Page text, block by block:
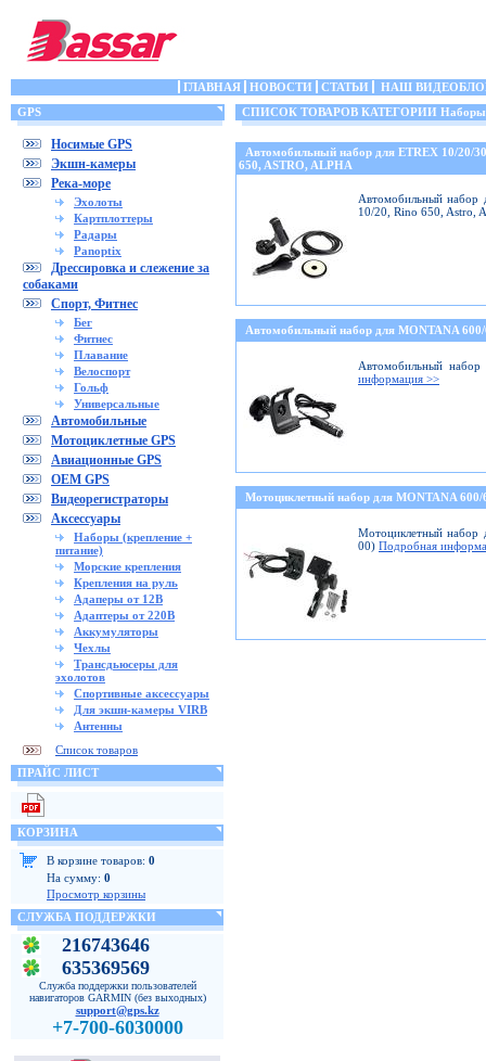
ГЛАВНАЯ НОВОСТИ СТАТЬИ
НАШ
GPS
Носимые GPS
Экшн-камеры
Река-море
Эхолоты
Картплоттеры
Радары
Panoptix
Дрессировка и слежение за
собаками
Спорт, Фитнес
Бег
Фитнес
Плавание
Велоспорт
Гольф
Универсальные
Автомобильные
Мотоциклетные GPS
Авиационные GPS
OEM GPS
Видеорегистраторы
Аксессуары
Наборы (крепление +
питание)
Морские крепления
Крепления на руль
Адаперы от 12В
Адаптеры от 220В
Аккумуляторы
Чехлы
Трансдьюсеры для
эхолотов
Спортивные аксессуары
Для экшн-камеры VIRB
Антенны
Список товаров
ПРАЙС ЛИСТ
КОРЗИНА
В корзине товаров: 0
На сумму: 0
Просмотр корзины
СЛУЖБА ПОДДЕРЖКИ
216743646
635369569
Служба поддержки пользователей
навигаторов GARMIN (без выходных)
support@gps.kz
+7-700-6030000
СПИСОК ТОВАРОВ КАТЕГОРИИ Наборы
Автомобильный набор для ETREX 10/20/
650, ASTRO, ALPHA
Автомобильный набор
10/20, Rino 650, Astro,
Автомобильный набор для MONTANA
Автомобильный
информация >>
Мотоциклетный набор для MONTANA
Мотоциклетный набор
00) Подробная